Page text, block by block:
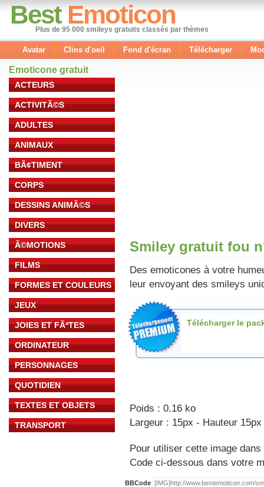
Best Emoticon
Plus de 95 000 smileys gratuits classés par thèmes
Avatar Clins d'oeil Fond d'écran Télécharger
Emoticone gratuit
ACTEURS
ACTIVITÃ©S
ADULTES
ANIMAUX
BÃ¢TIMENT
CORPS
DESSINS ANIMÃ©S
DIVERS
Ã©MOTIONS
FILMS
FORMES ET COULEURS
JEUX
JOIES ET FÃªTES
ORDINATEUR
PERSONNAGES
QUOTIDIEN
TEXTES ET OBJETS
TRANSPORT
Smiley gratuit fou
Des emoticones à votre
leur envoyant des smileys
Télécharger le
Poids : 0.16 ko
Largeur : 15px - Hauteur 15px
Pour utiliser cette image
Code ci-dessous dans votre
BBCode